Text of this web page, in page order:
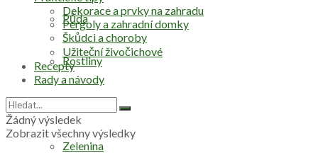
Půda
Rostliny
Zelenina
Dekorace a prvky na zahradu
Pergoly a zahradní domky
Škůdci a choroby
Užiteční živočichové
Recepty
Rady a návody
Žádný výsledek
Zobrazit všechny výsledky